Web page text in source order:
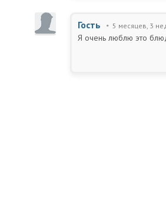
Гость 5 месяцев, 3
Я очень люблю это